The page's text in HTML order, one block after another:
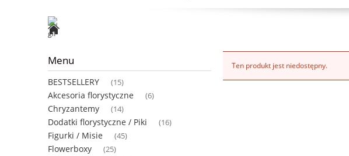
Menu
BESTSELLERY (15)
Akcesoria florystyczne (6)
Chryzantemy (14)
Dodatki florystyczne / Piki (16)
Figurki / Misie (45)
Flowerboxy (25)
Ten produkt jest niedostępny.